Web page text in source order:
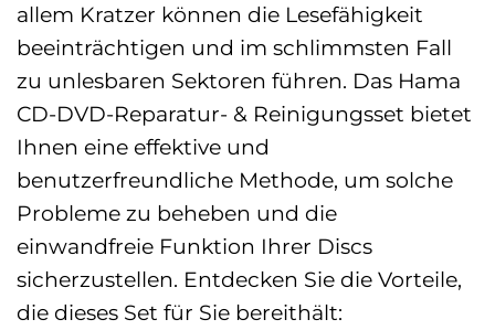
allem Kratzer können die Lesefähigkeit
beeinträchtigen und im schlimmsten Fall
zu unlesbaren Sektoren führen. Das Hama
CD-DVD-Reparatur- & Reinigungsset bietet
Ihnen eine effektive und
benutzerfreundliche Methode, um solche
Probleme zu beheben und die
einwandfreie Funktion Ihrer Discs
sicherzustellen. Entdecken Sie die Vorteile,
die dieses Set für Sie bereithält: